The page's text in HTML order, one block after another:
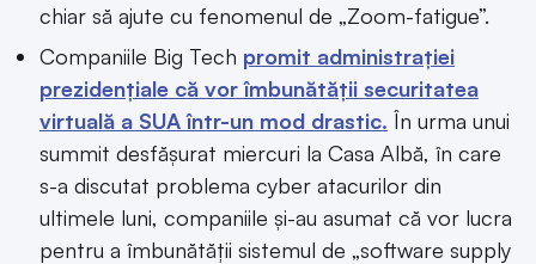
chiar să ajute cu fenomenul de „Zoom-fatigue”.
Companiile Big Tech promit administrației
prezidențiale că vor îmbunătății securitatea
virtuală a SUA într-un mod drastic. În urma unui
summit desfășurat miercuri la Casa Albă, în care
s-a discutat problema cyber atacurilor din
ultimele luni, companiile și-au asumat că vor lucra
pentru a îmbunătății sistemul de „software supply